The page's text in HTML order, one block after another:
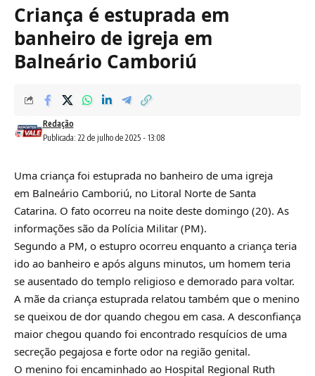
Criança é estuprada em
banheiro de igreja em
Balneário Camboriú
Publicada: 22 de julho de 2025 - 13:08
Redação
Uma criança foi estuprada no banheiro de uma igreja
em Balneário Camboriú, no Litoral Norte de Santa
Catarina. O fato ocorreu na noite deste domingo (20). As
informações são da Polícia Militar (PM).
Segundo a PM, o estupro ocorreu enquanto a criança teria
ido ao banheiro e após alguns minutos, um homem teria
se ausentado do templo religioso e demorado para voltar.
A mãe da criança estuprada relatou também que o menino
se queixou de dor quando chegou em casa. A desconfiança
maior chegou quando foi encontrado resquícios de uma
secreção pegajosa e forte odor na região genital.
O menino foi encaminhado ao Hospital Regional Ruth